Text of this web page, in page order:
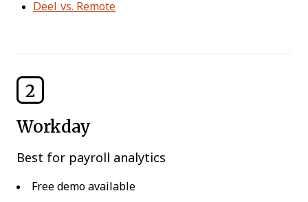
Deel vs. Remote
2
Workday
Best for payroll analytics
Free demo available